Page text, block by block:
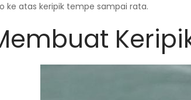
ke atas keripik tempe sampai rata.